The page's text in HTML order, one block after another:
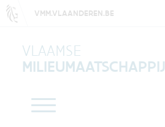
VMM.VLAANDEREN.BE
VLAAMSE
MILIEUMAATSCHAPPIJ